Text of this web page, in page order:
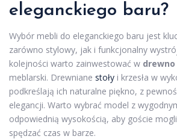
eleganckiego baru?
Wybór mebli do eleganckiego baru jest
zarówno stylowy, jak i funkcjonalny
kolejności warto zainwestować w drewno
meblarski. Drewniane stoły i krzesła w
podkreślają ich naturalne piękno, z
elegancji. Warto wybrać model z
odpowiednią wysokością, aby goście
spędzać czas w barze.